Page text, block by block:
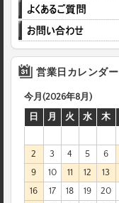
営業日カレンダー
今月(2026年8月)
日
月 火 水 木
2
3 4 5 6
9
10 11 12 13
16
17 18 19 20